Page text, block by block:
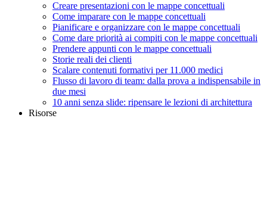
Creare presentazioni con le mappe concettuali
Come imparare con le mappe concettuali
Pianificare e organizzare con le mappe concettuali
Come dare priorità ai compiti con le mappe concettuali
Prendere appunti con le mappe concettuali
Storie reali dei clienti
Scalare contenuti formativi per 11.000 medici
Flusso di lavoro di team: dalla prova a indispensabile in
due mesi
10 anni senza slide: ripensare le lezioni di architettura
Risorse